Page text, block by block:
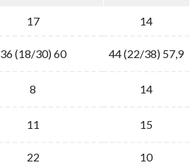
17
14
36 (18/30) 60
44 (22/38) 57,9
8
14
11 15
22 10